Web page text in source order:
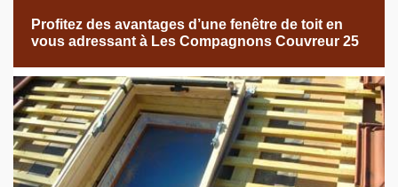
Profitez des avantages d’une fenêtre de toit en
vous adressant à Les Compagnons Couvreur 25